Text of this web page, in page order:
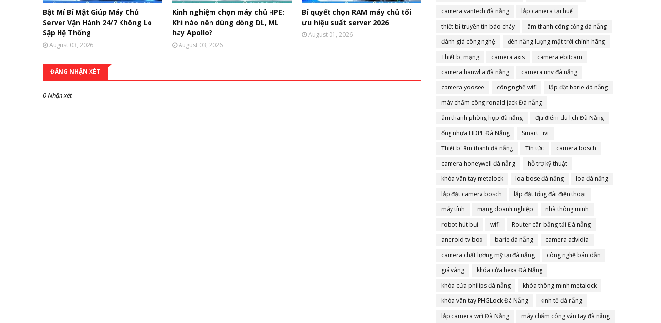
Bật Mí Bí Mật Giúp Máy Chủ
Server Vận Hành 24/7 Không Lo
Sập Hệ Thống
August 03, 2026
Kinh nghiệm chọn máy chủ HPE:
Khi nào nên dùng dòng DL, ML
hay Apollo?
August 03, 2026
Bí quyết chọn RAM máy chủ tối
ưu hiệu suất server 2026
August 01, 2026
ĐĂNG NHẬN XÉT
0 Nhận xét
camera vantech đà nẵng
lắp camera tại huế
thiết bị truyền tin báo cháy
âm thanh công cộng đà nẵng
đánh giá công nghệ
đèn năng lượng mặt trời chính hãng
Thiết bị mạng
camera axis
camera ebitcam
camera hanwha đà nẵng
camera unv đà nẵng
camera yoosee
công nghệ wifi
lắp đặt barie đà nẵng
máy chấm công ronald jack Đà nẵng
âm thanh phòng họp đà nẵng
địa điểm du lịch Đà Nẵng
ống nhựa HDPE Đà Nẵng
Smart Tivi
Thiết bị âm thanh đà nẵng
Tin tức
camera bosch
camera honeywell đà nẵng
hỗ trợ kỹ thuật
khóa vân tay metalock
loa bose đà nẵng
loa đà nẵng
lắp đặt camera bosch
lắp đặt tổng đài điện thoại
máy tính
mạng doanh nghiệp
nhà thông minh
robot hút bụi
wifi
Router cân bằng tải Đà nẵng
android tv box
barie đà nẵng
camera advidia
camera chất lượng mỹ tại đà nẵng
công nghệ bán dẫn
giá vàng
khóa cửa hexa Đà Nẵng
khóa cửa philips đà nẵng
khóa thông minh metalock
khóa vân tay PHGLock Đà Nẵng
kinh tế đà nẵng
lắp camera wifi Đà Nẵng
máy chấm công vân tay đà nẵng